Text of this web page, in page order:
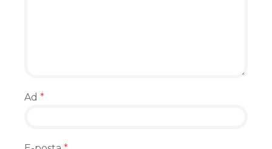
Ad *